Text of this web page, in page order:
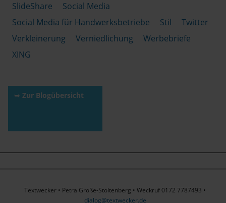
SlideShare
Social Media
Social Media für Handwerksbetriebe
Stil
Twitter
Verkleinerung
Verniedlichung
Werbebriefe
XING
➥Zur Blogübersicht
Textwecker • Petra Große-Stoltenberg • Weckruf 0172 7787493 •
dialog@textwecker.de